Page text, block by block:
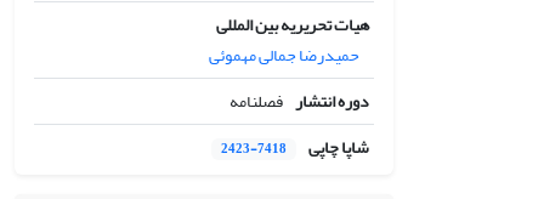
هیات تحریریه بین المللی
حمیدرضا جمالی مهموئی
دوره انتشار فصلنامه
شاپا چاپی
2423-7418